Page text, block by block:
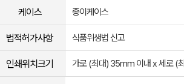
케이스 종이케이스
법적허가사항 식품위생법 신고
인쇄위치크기 가로 (최대) 35mm 이내 x 세로 (